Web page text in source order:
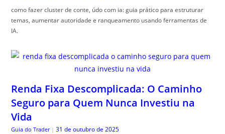
como fazer cluster de conte, údo com ia: guia prático para estruturar
temas, aumentar autoridade e ranqueamento usando ferramentas de
IA.
Renda Fixa Descomplicada: O Caminho
Seguro para Quem Nunca Investiu na
Vida
Guia do Trader | 31 de outubro de 2025